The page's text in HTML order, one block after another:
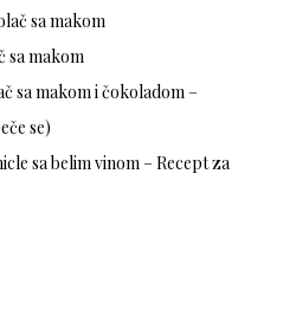
sa makom
sa makom
sa makom i čokoladom –
se)
sa belim vinom – Recept za